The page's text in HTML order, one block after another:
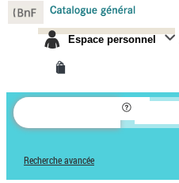
Espace personnel
Recherche avancée